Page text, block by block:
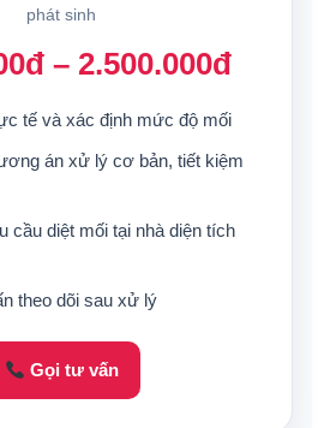
phát sinh
– 2.500.000đ
tế và xác định mức độ mối
án xử lý cơ bản, tiết kiệm
cầu diệt mối tại nhà diện tích
theo dõi sau xử lý
Gọi tư vấn